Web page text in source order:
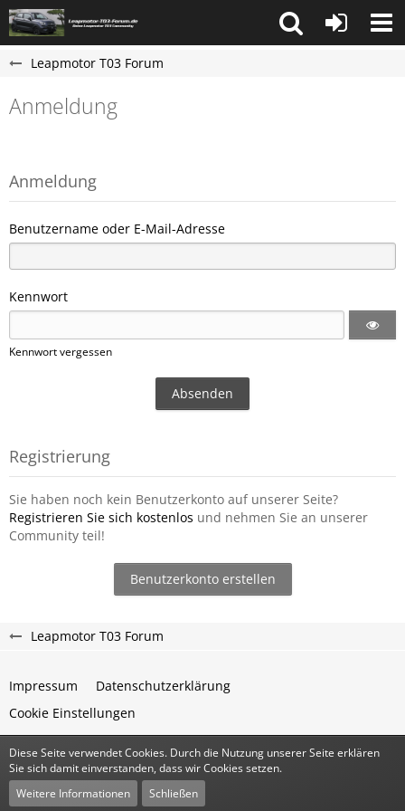
Leapmotor T03 Forum
Anmeldung
Anmeldung
Benutzername oder E-Mail-Adresse
Kennwort
Kennwort vergessen
Registrierung
Sie haben noch kein Benutzerkonto auf unserer Seite?
Registrieren Sie sich kostenlos und nehmen Sie an unserer
Community teil!
Benutzerkonto erstellen
Leapmotor T03 Forum
Impressum
Datenschutzerklärung
Cookie Einstellungen
Community-Software:WoltLab Suite™
Stil:Classicvon
Diese Seite verwendet Cookies. Durch die Nutzung unserer Seite erklären
Sie sich damit einverstanden, dass wir Cookies setzen.
Weitere Informationen
Schließen